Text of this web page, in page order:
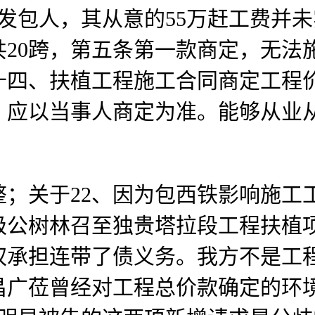
包人，其从意的55万赶工费并
跨，第五条第一款商定，无法
、扶植工程施工合同商定工程
以当事人商定为准。能够从业
于22、因为包西铁影响施工
树林召至独贵塔拉段工程扶植
担连带了债义务。我方不是工
莅曾经对工程总价款确定的环